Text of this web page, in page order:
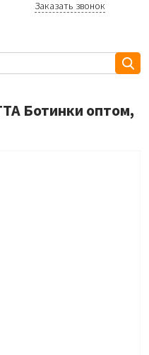
Заказать звонок
Ботинки оптом,